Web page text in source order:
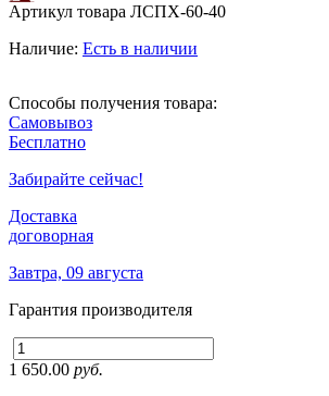
Артикул товара ЛСПХ-60-40
Наличие: Есть в наличии
Способы получения товара:
Самовывоз
Бесплатно
Забирайте сейчас!
Доставка
договорная
Завтра, 09 августа
Гарантия производителя
1 650.00 руб.